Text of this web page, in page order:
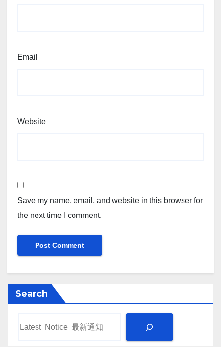
Email
Website
Save my name, email, and website in this browser for
the next time I comment.
Search